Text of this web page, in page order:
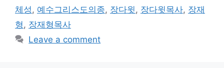
체성 , 예수그리스도의종, 장다윗 , 장다윗목사, 장재
형 , 장재형목사
Leave a comment